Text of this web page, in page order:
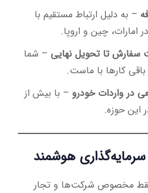
– به دلیل ارتباط مستقیم با
امارات، چین و اروپا.
سفارش تا تحویل نهایی – شما
کارها با ماست.
در واردات خودرو – با بیش از
هوشمند
فقط مخصوص شرکت‌ها و تجار